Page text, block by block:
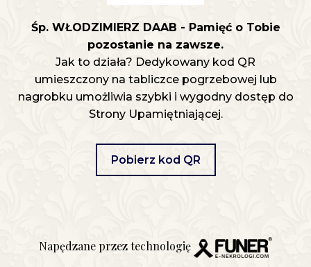
Śp. WŁODZIMIERZ DAAB - Pamięć o Tobie
pozostanie na zawsze.
Jak to działa? Dedykowany kod QR
umieszczony na tabliczce pogrzebowej lub
nagrobku umożliwia szybki i wygodny dostęp do
Strony Upamiętniającej.
Pobierz kod QR
Napędzane przez technologię